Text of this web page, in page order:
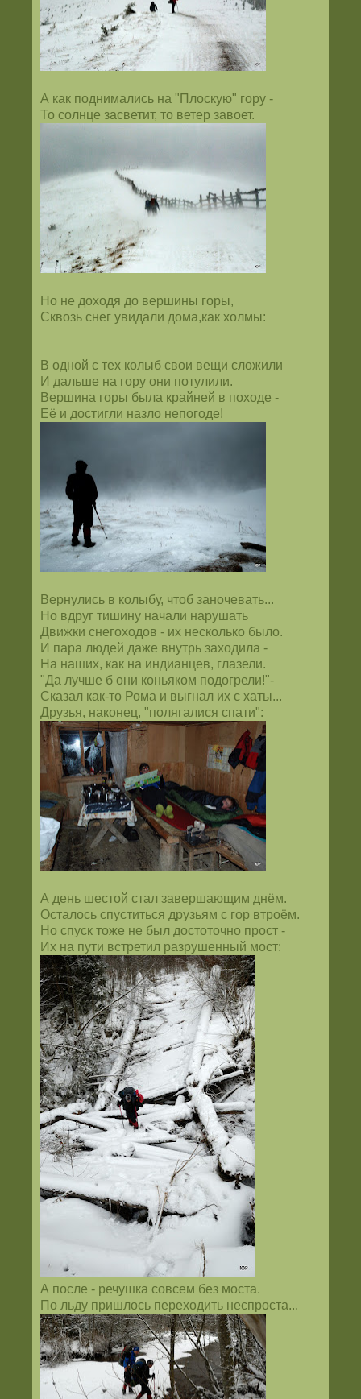
А как поднимались на "Плоскую" гору -
То солнце засветит, то ветер завоет.
Но не доходя до вершины горы,
Сквозь снег увидали дома,как холмы:
В одной с тех колыб свои вещи сложили
И дальше на гору они потулили.
Вершина горы была крайней в походе -
Её и достигли назло непогоде!
Вернулись в колыбу, чтоб заночевать...
Но вдруг тишину начали нарушать
Движки снегоходов - их несколько было.
И пара людей даже внутрь заходила -
На наших, как на индианцев, глазели.
"Да лучше б они коньяком подогрели!"-
Сказал как-то Рома и выгнал их с хаты...
Друзья, наконец, "полягалися спати":
А день шестой стал завершающим днём.
Осталось спуститься друзьям с гор втроём.
Но спуск тоже не был достоточно прост -
Их на пути встретил разрушенный мост:
А после - речушка совсем без моста.
По льду пришлось переходить неспроста...